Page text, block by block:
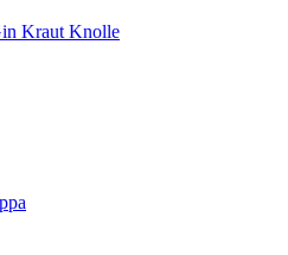
Kraut Knolle